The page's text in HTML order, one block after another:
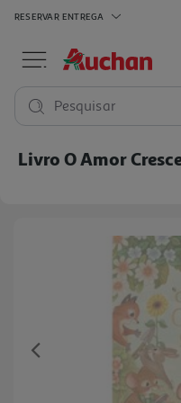
RESERVAR ENTREGA
Pesquisar
Livro O Amor
Previous